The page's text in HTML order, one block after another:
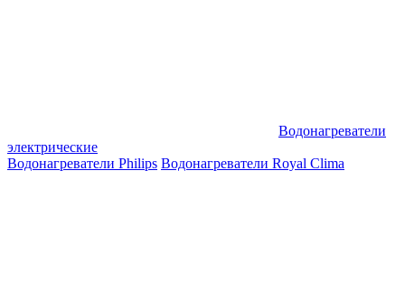
Водонагреватели
электрические
Водонагреватели Philips Водонагреватели Royal Clima